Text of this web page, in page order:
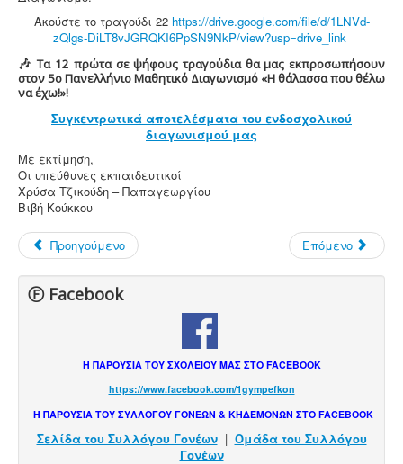
Ακούστε το τραγούδι 22 https://drive.google.com/file/d/1LNVd-
zQlgs-DiLT8vJGRQKI6PpSN9NkP/view?usp=drive_link
🎶Τα 12 πρώτα σε ψήφους τραγούδια θα μας εκπροσωπήσουν
στον 5ο Πανελλήνιο Μαθητικό Διαγωνισμό «Η θάλασσα που θέλω
να έχω!»!
Συγκεντρωτικά αποτελέσματα του ενδοσχολικού
διαγωνισμού μας
Με εκτίμηση,
Οι υπεύθυνες εκπαιδευτικοί
Χρύσα Τζικούδη – Παπαγεωργίου
Βιβή Κούκκου
Προηγούμενο Επόμενο
Ⓕ Facebook
Η ΠΑΡΟΥΣΙΑ ΤΟΥ ΣΧΟΛΕΙΟΥ ΜΑΣ ΣΤΟ FACEBOOK
https://www.facebook.com/1gympefkon
Η ΠΑΡΟΥΣΙΑ ΤΟΥ ΣΥΛΛΟΓΟΥ ΓΟΝΕΩΝ & ΚΗΔΕΜΟΝΩΝ ΣΤΟ FACEBOOK
Σελίδα του Συλλόγου Γονέων| Ομάδα του Συλλόγου
Γονέων